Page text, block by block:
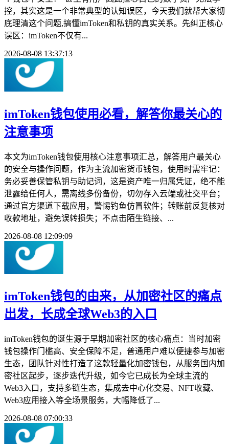
控，其实这是一个非常典型的认知误区，今天我们就帮大家彻
底理清这个问题,搞懂imToken和私钥的真实关系。先纠正核心
误区：imToken不仅有...
2026-08-08 13:37:13
imToken钱包使用必看，解答你最关心的
注意事项
本文为imToken钱包使用核心注意事项汇总，解答用户最关心
的安全与操作问题，作为主流加密货币钱包，使用时需牢记：
务必妥善保管私钥与助记词，这是资产唯一归属凭证，绝不能
泄露给任何人，需离线多份备份，切勿存入云端或社交平台；
通过官方渠道下载应用，警惕钓鱼仿冒软件；转账前反复核对
收款地址，避免误转损失；不点击陌生链接、...
2026-08-08 12:09:09
imToken钱包的由来，从加密社区的痛点
出发，长成全球Web3的入口
imToken钱包的诞生源于早期加密社区的核心痛点：当时加密
钱包操作门槛高、安全保障不足，普通用户难以便捷参与加密
生态，团队针对性打造了这款轻量化加密钱包，从服务国内加
密社区起步，逐步迭代升级，如今它已成长为全球主流的
Web3入口，支持多链生态，集成去中心化交易、NFT收藏、
Web3应用接入等全场景服务，大幅降低了...
2026-08-08 07:00:33